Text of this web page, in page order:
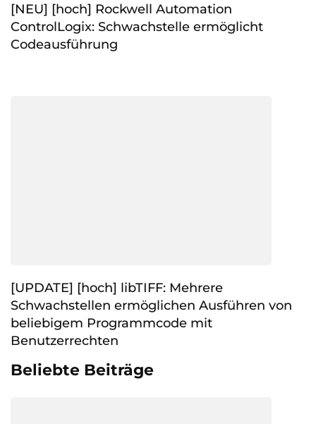
[NEU] [hoch] Rockwell Automation
ControlLogix: Schwachstelle ermöglicht
Codeausführung
[UPDATE] [hoch] libTIFF: Mehrere
Schwachstellen ermöglichen Ausführen von
beliebigem Programmcode mit
Benutzerrechten
Beliebte Beiträge